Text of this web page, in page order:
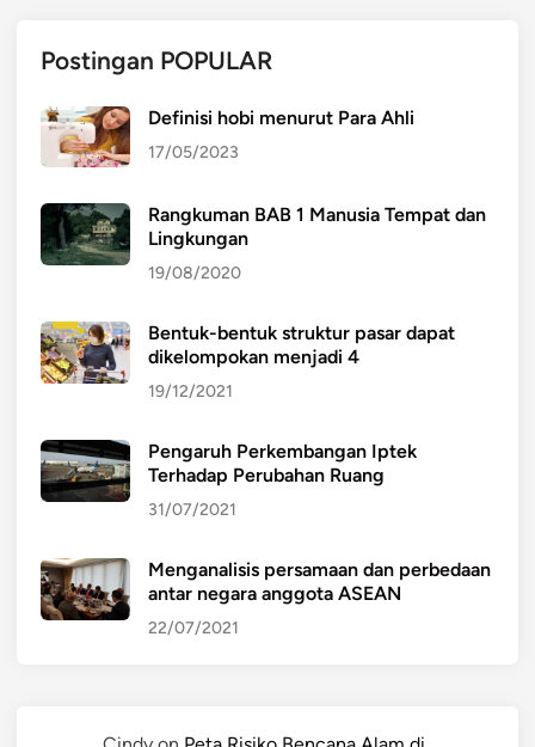
Postingan POPULAR
Definisi hobi menurut Para Ahli
17/05/2023
Rangkuman BAB 1 Manusia Tempat dan
Lingkungan
19/08/2020
Bentuk-bentuk struktur pasar dapat
dikelompokan menjadi 4
19/12/2021
Pengaruh Perkembangan Iptek
Terhadap Perubahan Ruang
31/07/2021
Menganalisis persamaan dan perbedaan
antar negara anggota ASEAN
22/07/2021